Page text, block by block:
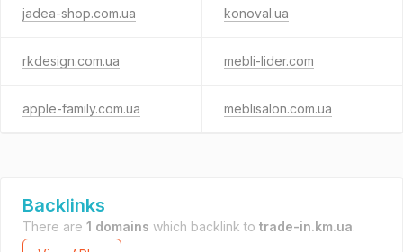
jadea-shop.com.ua konoval.ua
rkdesign.com.ua mebli-lider.com
apple-family.com.ua meblisalon.com.ua
Backlinks
There are 1 domains which backlink to trade-in.km.ua.